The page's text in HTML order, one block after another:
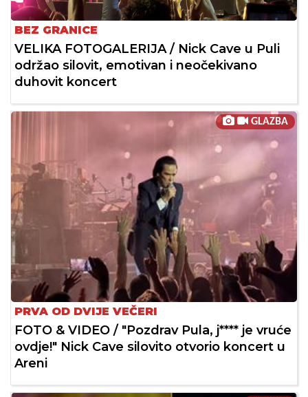
BEZ GRANICE
VELIKA FOTOGALERIJA / Nick Cave u Puli
održao silovit, emotivan i neočekivano
duhovit koncert
GLAZBA
PRVA OD DVIJE VEČERI
FOTO & VIDEO / "Pozdrav Pula, j**** je vruće
ovdje!" Nick Cave silovito otvorio koncert u
Areni